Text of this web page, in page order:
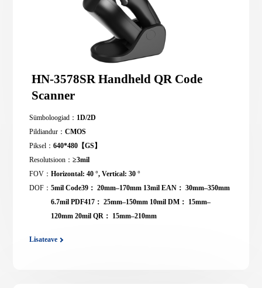
HN-3578SR Handheld QR Code
Scanner
Sümboloogiad： 1D/2D
Pildiandur：CMOS
Piksel：640*480【GS】
Resolutsioon：≥3mil
FOV：Horizontal: 40 °, Vertical: 30 °
DOF：5mil Code39： 20mm–170mm 13mil EAN： 30mm–350mm
6.7mil PDF417： 25mm–150mm 10mil DM： 15mm–
120mm 20mil QR： 15mm–210mm
Lisateave